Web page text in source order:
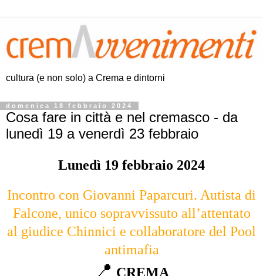
cultura (e non solo) a Crema e dintorni
domenica 18 febbraio 2024
Cosa fare in città e nel cremasco - da
lunedì 19 a venerdì 23 febbraio
Lunedì 19 febbraio 2024
Incontro con Giovanni Paparcuri. Autista di
Falcone, unico sopravvissuto all’attentato
al giudice Chinnici e collaboratore del Pool
antimafia
📍 CREMA